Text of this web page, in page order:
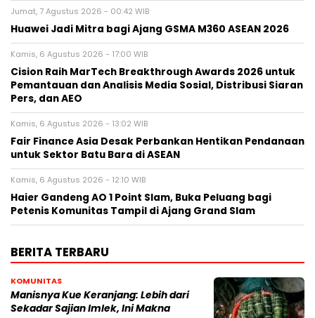
Jumat, 7 Agustus 2026 - 00:42 WIB
Huawei Jadi Mitra bagi Ajang GSMA M360 ASEAN 2026
Kamis, 6 Agustus 2026 - 17:00 WIB
Cision Raih MarTech Breakthrough Awards 2026 untuk
Pemantauan dan Analisis Media Sosial, Distribusi Siaran
Pers, dan AEO
Kamis, 6 Agustus 2026 - 13:02 WIB
Fair Finance Asia Desak Perbankan Hentikan Pendanaan
untuk Sektor Batu Bara di ASEAN
Kamis, 6 Agustus 2026 - 12:10 WIB
Haier Gandeng AO 1 Point Slam, Buka Peluang bagi
Petenis Komunitas Tampil di Ajang Grand Slam
BERITA TERBARU
KOMUNITAS
Manisnya Kue Keranjang: Lebih dari
Sekadar Sajian Imlek, Ini Makna